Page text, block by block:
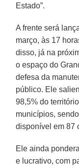
Estado”.
A frente será
março, às 17
disso, já na
o espaço do
defesa da
público. Ele
98,5% do
municípios,
disponível em 87
Ele ainda
e lucrativo, com